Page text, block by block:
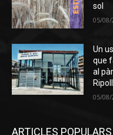
sol
05/08/
Un
que
al
05/08/
ARTICLES POPULARS